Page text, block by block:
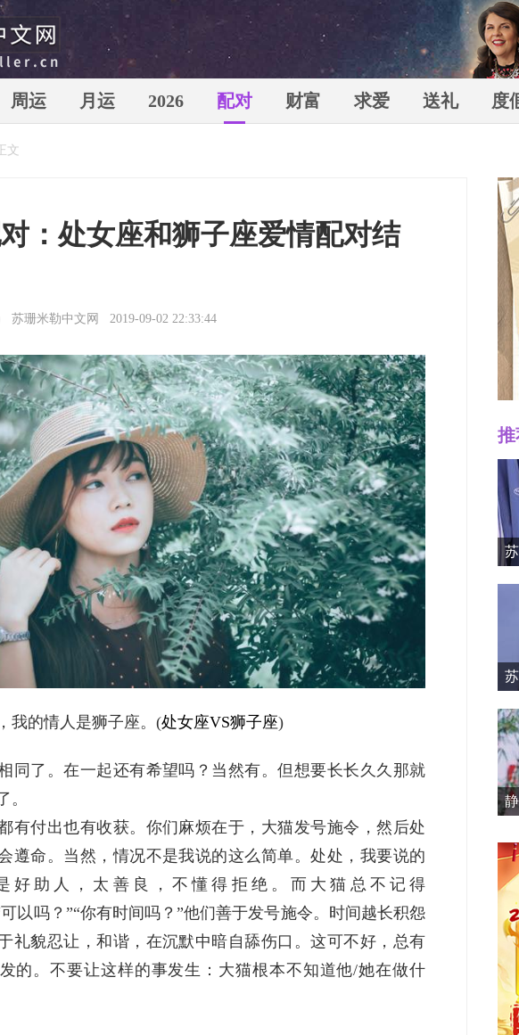
苏珊米
（Susan
Miller
周运 月运 2026 配对 财富 求爱 送礼 度
文
：处女座和狮子座爱情配对结
苏珊米勒中文网 2019-09-02 22:33:44
我的情人是狮子座。(处女座VS狮子座)
同了。在一起还有希望吗？当然有。但想要长长久久那就
。
有付出也有收获。你们麻烦在于，大猫发号施令，然后处
遵命。当然，情况不是我说的这么简单。处处，我要说的
好助人，太善良，不懂得拒绝。而大猫总不记得
以吗？”“你有时间吗？”他们善于发号施令。时间越长积怨
礼貌忍让，和谐，在沉默中暗自舔伤口。这可不好，总有
的。不要让这样的事发生：大猫根本不知道他/她在做什
推